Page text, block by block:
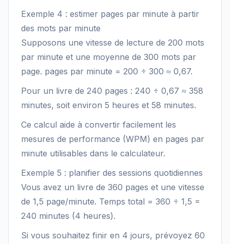
Exemple 4 : estimer pages par minute à partir
des mots par minute
Supposons une vitesse de lecture de 200 mots
par minute et une moyenne de 300 mots par
page. pages par minute = 200 ÷ 300 ≈ 0,67.
Pour un livre de 240 pages : 240 ÷ 0,67 ≈ 358
minutes, soit environ 5 heures et 58 minutes.
Ce calcul aide à convertir facilement les
mesures de performance (WPM) en pages par
minute utilisables dans le calculateur.
Exemple 5 : planifier des sessions quotidiennes
Vous avez un livre de 360 pages et une vitesse
de 1,5 page/minute. Temps total = 360 ÷ 1,5 =
240 minutes (4 heures).
Si vous souhaitez finir en 4 jours, prévoyez 60